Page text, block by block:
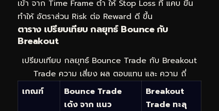
เข้า จาก Time Frame ต่ำ ให้ Stop Loss ที่ แคบ ขึ้น
ทำให้ อัตราส่วน Risk ต่อ Reward ดี ขึ้น
ตาราง เปรียบเทียบ กลยุทธ์ Bounce กับ
Breakout
เปรียบเทียบ กลยุทธ์ Bounce Trade กับ Breakout
Trade ความ เสี่ยง ผล ตอบแทน และ ความ ถี่
เกณฑ์
Bounce Trade
เด้ง จาก แนว
Breakout
Trade ทะลุ